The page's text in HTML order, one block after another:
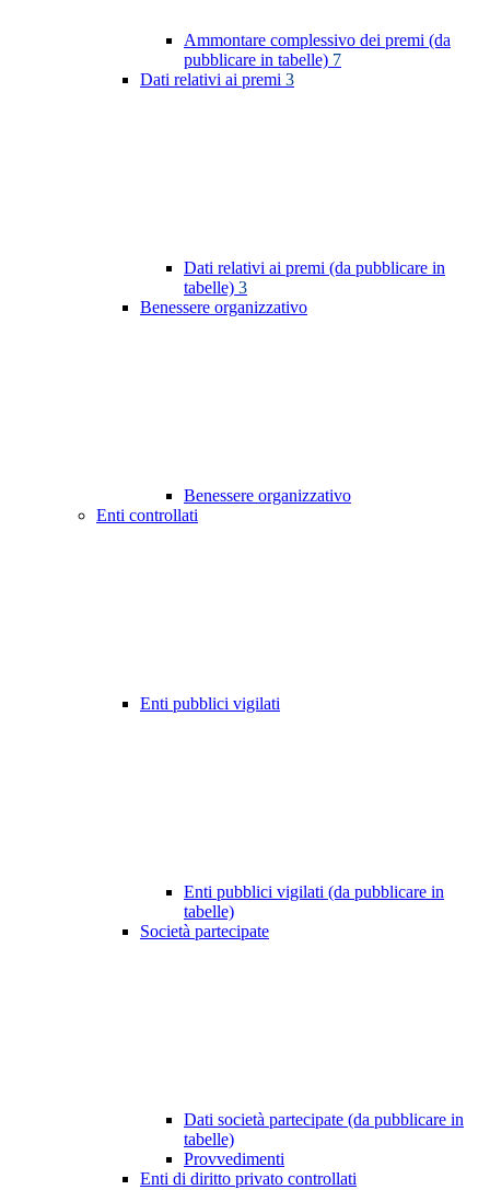
Ammontare complessivo dei premi (da
pubblicare in tabelle) 7
Dati relativi ai premi 3
Dati relativi ai premi (da pubblicare in
tabelle) 3
Benessere organizzativo
Benessere organizzativo
Enti controllati
Enti pubblici vigilati
Enti pubblici vigilati (da pubblicare in
tabelle)
Società partecipate
Dati società partecipate (da pubblicare in
tabelle)
Provvedimenti
Enti di diritto privato controllati